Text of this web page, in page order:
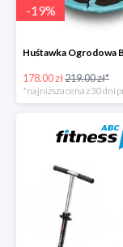
-19%
178.00 zł219.00 zł*